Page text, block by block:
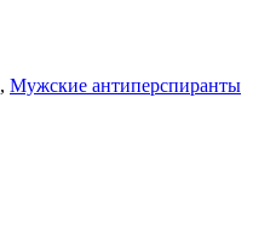
, Мужские антиперспиранты